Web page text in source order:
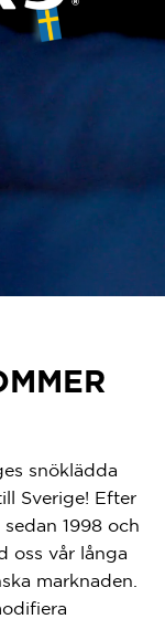
snöklädda
Sverige! Efter
1998 och
oss vår långa
marknaden.